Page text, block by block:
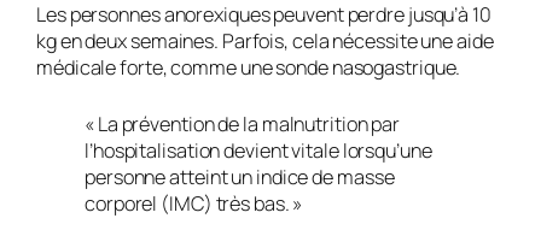
Les personnes anorexiques peuvent perdre jusqu’à 10
kg en deux semaines. Parfois, cela nécessite une aide
médicale forte, comme une sonde nasogastrique.
« La prévention de la malnutrition par
l’hospitalisation devient vitale lorsqu’une
personne atteint un indice de masse
corporel (IMC) très bas. »